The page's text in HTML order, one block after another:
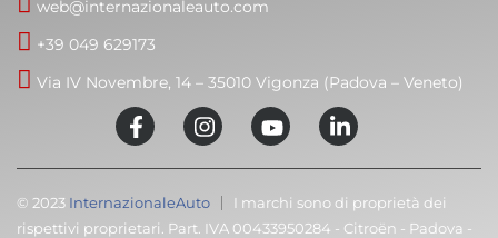
web@internazionaleauto.com
+39 049 629173
Via IV Novembre, 14 – 35010 Vigonza (Padova – Veneto)
© 2023 InternazionaleAuto
I marchi sono di proprietà dei
rispettivi proprietari. Part. IVA 00433950284 - Citroën - Padova -